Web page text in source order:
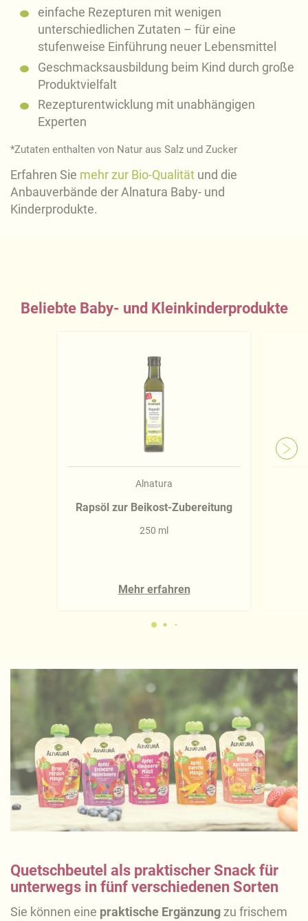
einfache Rezepturen mit wenigen
unterschiedlichen Zutaten – für eine
stufenweise Einführung neuer Lebensmittel
Geschmacksausbildung beim Kind durch große
Produktvielfalt
Rezepturentwicklung mit unabhängigen
Experten
*Zutaten enthalten von Natur aus Salz und Zucker
Erfahren Sie mehr zur Bio-Qualität und die
Anbauverbände der Alnatura Baby- und
Kinderprodukte.
Beliebte Baby- und Kleinkinderprodukte
Alnatura
Rapsöl zur Beikost-Zubereitung
250 ml
Mehr erfahren
Quetschbeutel als praktischer Snack für
unterwegs in fünf verschiedenen Sorten
Sie können eine praktische Ergänzung zu frischem